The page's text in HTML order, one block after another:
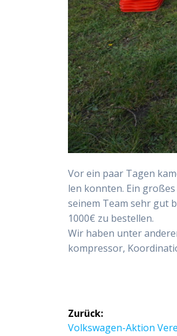
Vor ein paar Tagen
len konn­ten. Ein
sei­nem Team sehr gut
1000€ zu bestel­len.
Wir haben unter
kom­pres­sor,
Zurück:
Vorheriger
Volks­wa­gen-Akti­on